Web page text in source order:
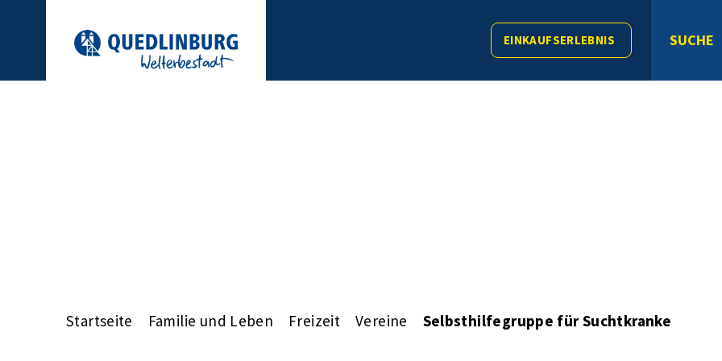
EINKAUFSERLEBNIS SUCHE
Startseite Familie und Leben Freizeit Vereine Selbsthilfegruppe für Suchtkranke